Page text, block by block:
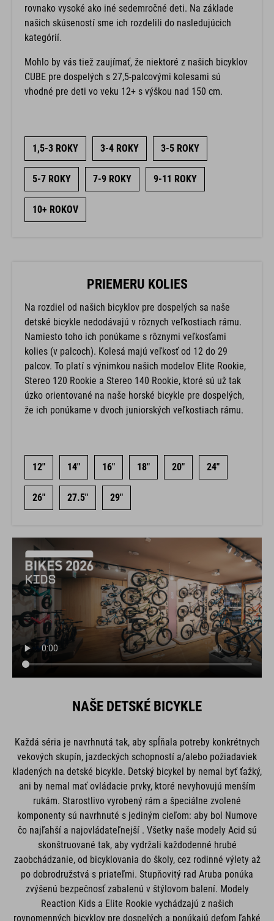
rovnako vysoké ako iné sedemročné deti. Na základe
našich skúseností sme ich rozdelili do nasledujúcich
kategórií.
Mohlo by vás tiež zaujímať, že niektoré z našich bicyklov
CUBE pre dospelých s 27,5-palcovými kolesami sú
vhodné pre deti vo veku 12+ s výškou nad 150 cm.
1,5-3 ROKY 3-4 ROKY 3-5 ROKY
5-7 ROKY 7-9 ROKY 9-11 ROKY
10+ ROKOV
PRIEMERU KOLIES
Na rozdiel od našich bicyklov pre dospelých sa naše
detské bicykle nedodávajú v rôznych veľkostiach rámu.
Namiesto toho ich ponúkame s rôznymi veľkosťami
kolies (v palcoch). Kolesá majú veľkosť od 12 do 29
palcov. To platí s výnimkou našich modelov Elite Rookie,
Stereo 120 Rookie a Stereo 140 Rookie, ktoré sú už tak
úzko orientované na naše horské bicykle pre dospelých,
že ich ponúkame v dvoch juniorských veľkostiach rámu.
12" 14" 16" 18" 20" 24"
26" 27.5" 29"
NAŠE DETSKÉ BICYKLE
Každá séria je navrhnutá tak, aby spĺňala potreby konkrétnych
vekových skupín, jazdeckých schopností a/alebo požiadaviek
kladených na detské bicykle. Detský bicykel by nemal byť ťažký,
ani by nemal mať ovládacie prvky, ktoré nevyhovujú menším
rukám. Starostlivo vyrobený rám a špeciálne zvolené
komponenty sú navrhnuté s jediným cieľom: aby bol Numove
čo najľahší a najovládateľnejší . Všetky naše modely Acid sú
skonštruované tak, aby vydržali každodenné hrubé
zaobchádzanie, od bicyklovania do školy, cez rodinné výlety až
po dobrodružstvá s priateľmi. Stupňovitý rad Aruba ponúka
zvýšenú bezpečnosť zabalenú v štýlovom balení. Modely
Reaction Kids a Elite Rookie vychádzajú z našich
rovnomenných bicyklov pre dospelých a ponúkajú deťom ľahké